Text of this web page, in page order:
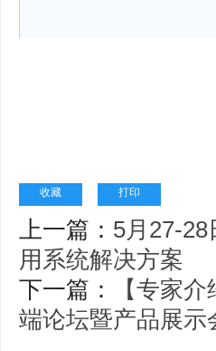
收藏 打印
上一篇： 5月27-
用系统解决方案
下一篇：
【专家
端论坛暨产品展示